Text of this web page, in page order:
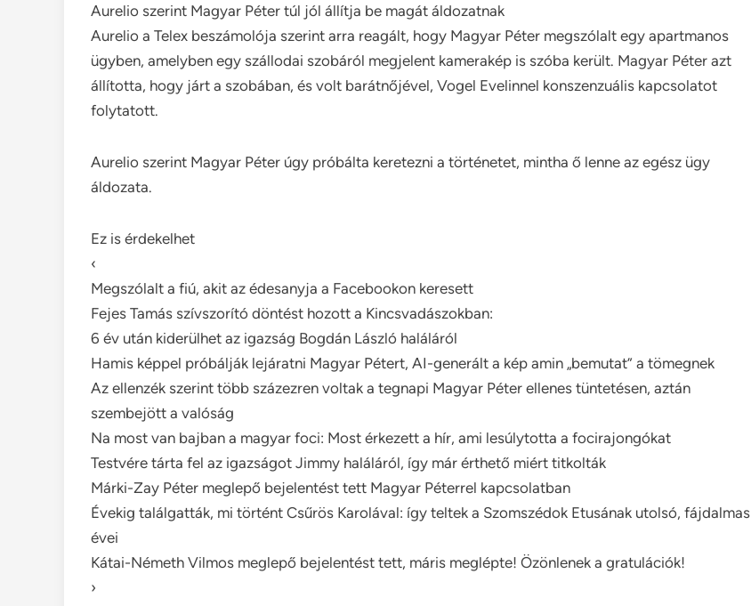
Aurelio szerint Magyar Péter túl jól állítja be magát áldozatnak
Aurelio a Telex beszámolója szerint arra reagált, hogy Magyar Péter megszólalt egy apartmanos
ügyben, amelyben egy szállodai szobáról megjelent kamerakép is szóba került. Magyar Péter azt
állította, hogy járt a szobában, és volt barátnőjével, Vogel Evelinnel konszenzuális kapcsolatot
folytatott.
Aurelio szerint Magyar Péter úgy próbálta keretezni a történetet, mintha ő lenne az egész ügy
áldozata.
Ez is érdekelhet
‹
Megszólalt a fiú, akit az édesanyja a Facebookon keresett
Fejes Tamás szívszorító döntést hozott a Kincsvadászokban:
6 év után kiderülhet az igazság Bogdán László haláláról
Hamis képpel próbálják lejáratni Magyar Pétert, AI-generált a kép amin „bemutat” a tömegnek
Az ellenzék szerint több százezren voltak a tegnapi Magyar Péter ellenes tüntetésen, aztán
szembejött a valóság
Na most van bajban a magyar foci: Most érkezett a hír, ami lesúlytotta a focirajongókat
Testvére tárta fel az igazságot Jimmy haláláról, így már érthető miért titkolták
Márki-Zay Péter meglepő bejelentést tett Magyar Péterrel kapcsolatban
Évekig találgatták, mi történt Csűrös Karolával: így teltek a Szomszédok Etusának utolsó, fájdalmas
évei
Kátai-Németh Vilmos meglepő bejelentést tett, máris meglépte! Özönlenek a gratulációk!
›